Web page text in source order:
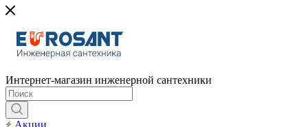
Интернет-магазин инженерной сантехники
Акции